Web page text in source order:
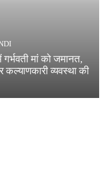
मां को जमानत,
व्यवस्था की